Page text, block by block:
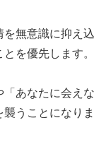
無意識に抑え込
を優先します。
「あなたに会えな
うことになりま